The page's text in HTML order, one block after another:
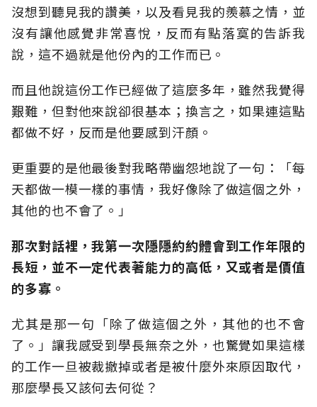
沒想到聽見我的讚美，以及看見我的羨慕之情，並
沒有讓他感覺非常喜悅，反而有點落寞的告訴我
說，這不過就是他份內的工作而已。
而且他說這份工作已經做了這麼多年，雖然我覺得
艱難，但對他來說卻很基本；換言之，如果連這點
都做不好，反而是他要感到汗顏。
更重要的是他最後對我略帶幽怨地說了一句：「每
天都做一模一樣的事情，我好像除了做這個之外，
其他的也不會了。」
那次對話裡，我第一次隱隱約約體會到工作年限的
長短，並不一定代表著能力的高低，又或者是價值
的多寡。
尤其是那一句「除了做這個之外，其他的也不會
了。」讓我感受到學長無奈之外，也驚覺如果這樣
的工作一旦被裁撤掉或者是被什麼外來原因取代，
那麼學長又該何去何從？